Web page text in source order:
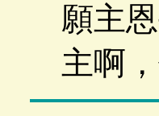
願主
主啊